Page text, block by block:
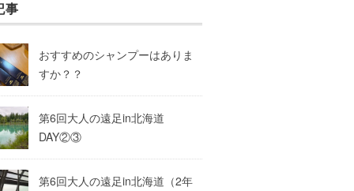
事
おすすめのシャンプーはありま
すか？？
第6回大人の遠足in北海道
DAY②③
第6回大人の遠足in北海道（2年